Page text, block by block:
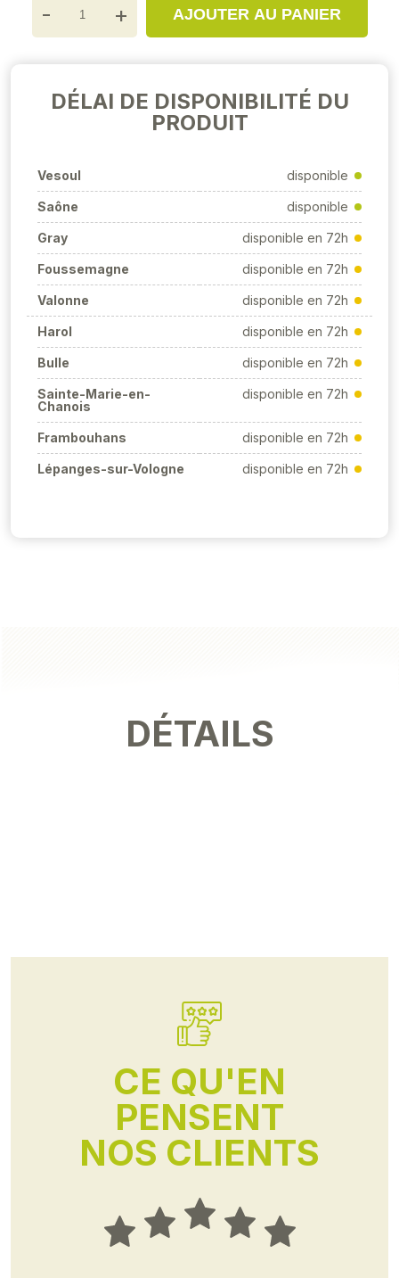
- + AJOUTER AU PANIER
DÉLAI DE DISPONIBILITÉ DU
PRODUIT
Vesoul disponible
Saône disponible
Gray disponible en 72h
Foussemagne disponible en 72h
Valonne disponible en 72h
Harol disponible en 72h
Bulle disponible en 72h
Sainte-Marie-en-
Chanois
disponible en 72h
Frambouhans disponible en 72h
Lépanges-sur-Vologne disponible en 72h
DÉTAILS
CE QU'EN
PENSENT
NOS CLIENTS